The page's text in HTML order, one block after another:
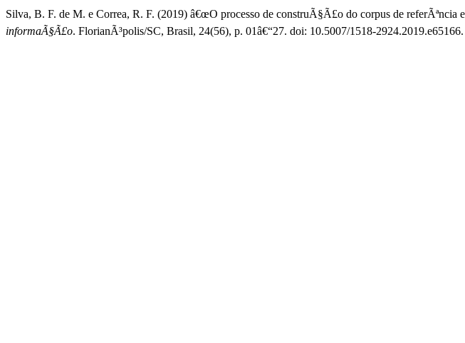
Silva, B. F. de M. e Correa, R. F. (2019) â€œO processo de construÃ§Ã£o do corpus de referÃªncia
informaÃ§Ã£o. FlorianÃ³polis/SC, Brasil, 24(56), p. 01â€“27. doi: 10.5007/1518-2924.2019.e65166.